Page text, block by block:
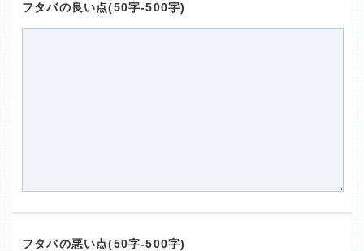
フタバの良い点(50字-500字)
フタバの悪い点(50字-500字)